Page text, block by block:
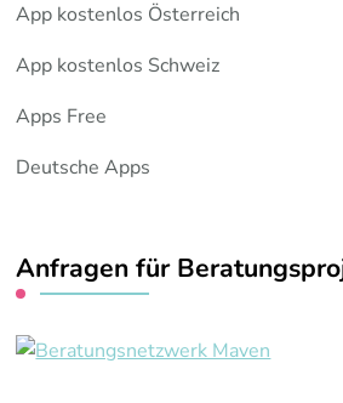
App kostenlos Österreich
App kostenlos Schweiz
Apps Free
Deutsche Apps
Anfragen für